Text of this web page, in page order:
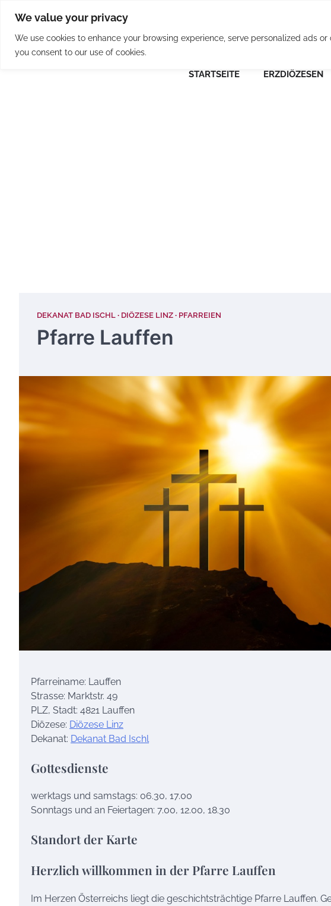
We value your privacy
We use cookies to enhance your browsing experience, serve personalized ads
you consent to our use of cookies.
content
STARTSEITE ERZDIÖZESEN
DEKANAT BAD ISCHL DIÖZESE LINZ PFARREIEN
Pfarre Lauffen
Pfarreiname: Lauffen
Strasse: Marktstr. 49
PLZ, Stadt: 4821 Lauffen
Diözese: Diözese Linz
Dekanat: Dekanat Bad Ischl
Gottesdienste
werktags und samstags: 06.30, 17.00
Sonntags und an Feiertagen: 7.00, 12.00, 18.30
Standort der Karte
Herzlich willkommen in der Pfarre Lauffen
Im Herzen Österreichs liegt die geschichtsträchtige Pfarre Lauffen.